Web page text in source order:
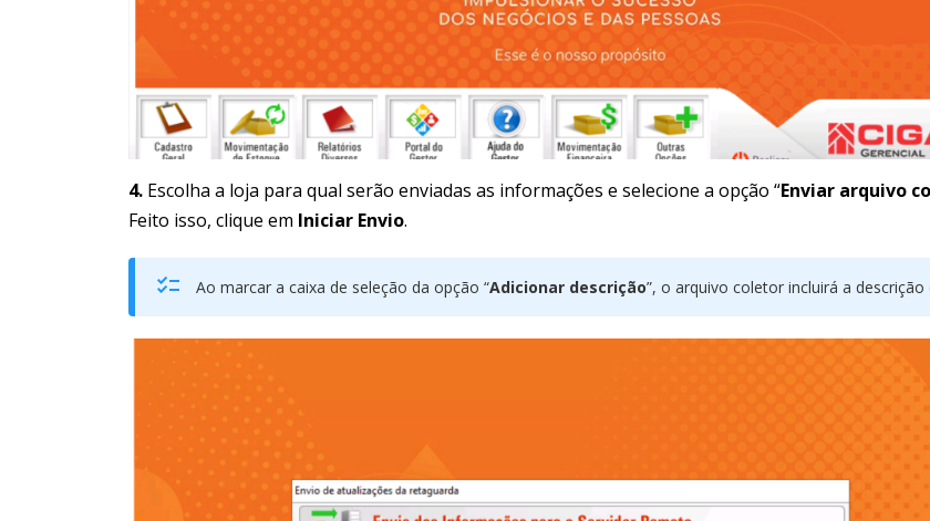
4. Escolha a loja para qual serão enviadas as informações e selecione a opção “Enviar arquivo
Feito isso, clique em Iniciar Envio.
Ao marcar a caixa de seleção da opção “Adicionar descrição”, o arquivo coletor incluirá a